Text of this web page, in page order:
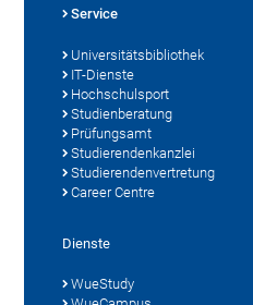
Service
Universitätsbibliothek
IT-Dienste
Hochschulsport
Studienberatung
Prüfungsamt
Studierendenkanzlei
Studierendenvertretung
Career Centre
Dienste
WueStudy